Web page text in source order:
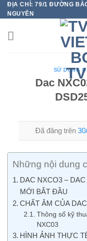
Chuyển
đến
nội
dung
ĐỊA CHỈ: 79/1 ĐƯỜNG
NGUYÊN
SỬ DỤNG
Dac
Đã đăng trên
Những nội dung
DAC NXCO3 –
MỚI BẮT ĐẦU
CHẤT ÂM CỦA
Thông số kỹ
NXC03
HÌNH ẢNH THỰC